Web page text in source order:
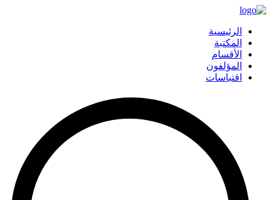
الرئيسية
المكتبة
الأقسام
المؤلفون
اقتباسات